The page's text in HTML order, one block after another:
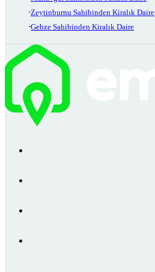
Zeytinburnu Sahibinden Kiralık Daire
Gebze Sahibinden Kiralık Daire